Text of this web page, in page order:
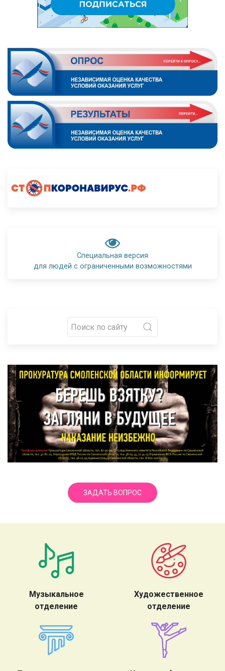
Специальная версия
для людей с ограниченными возможностями
ЗАДАТЬ ВОПРОС
Музыкальное
отделение
Художественное
отделение